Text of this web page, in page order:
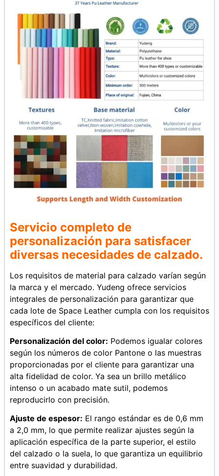
Servicio completo de
personalización para satisfacer
diversas necesidades de calzado.
Los requisitos de material para calzado varían según
la marca y el mercado. Yudeng ofrece servicios
integrales de personalización para garantizar que
cada lote de Space Leather cumpla con los requisitos
específicos del cliente:
Personalización del color: Podemos igualar colores
según los números de color Pantone o las muestras
proporcionadas por el cliente para garantizar una
alta fidelidad de color. Ya sea un brillo metálico
intenso o un acabado mate sutil, podemos
reproducirlo con precisión.
Ajuste de espesor: El rango estándar es de 0,6 mm
a 2,0 mm, lo que permite realizar ajustes según la
aplicación específica de la parte superior, el estilo
del calzado o la suela, lo que garantiza un equilibrio
entre suavidad y durabilidad.